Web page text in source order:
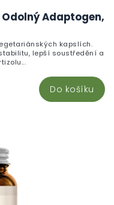
Adaptogen,
Do košíku
kapslích.
lepší soustředění a